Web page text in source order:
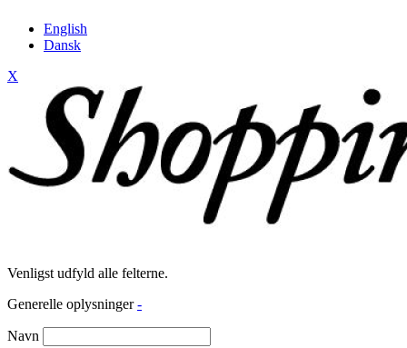
English
Dansk
X
Venligst udfyld alle felterne.
Generelle oplysninger -
Navn